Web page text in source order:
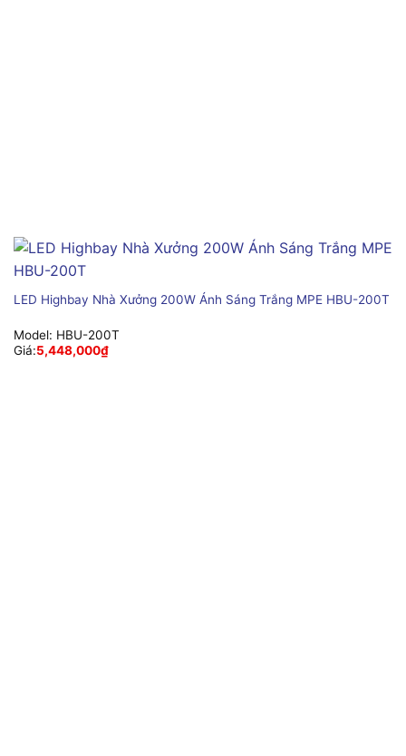
LED Highbay Nhà Xưởng 200W Ánh Sáng Trắng MPE HBU-200T
Model: HBU-200T
Giá:5,448,000₫